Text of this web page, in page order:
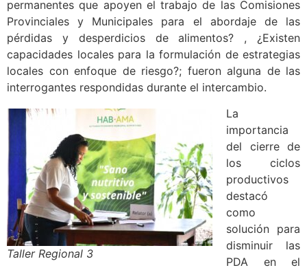
permanentes que apoyen el trabajo de las Comisiones
Provinciales y Municipales para el abordaje de las
pérdidas y desperdicios de alimentos? , ¿Existen
capacidades locales para la formulación de estrategias
locales con enfoque de riesgo?; fueron alguna de las
interrogantes respondidas durante el intercambio.
Taller Regional 3
La
importancia
del cierre de
los ciclos
productivos
destacó
como
solución para
disminuir las
PDA en el